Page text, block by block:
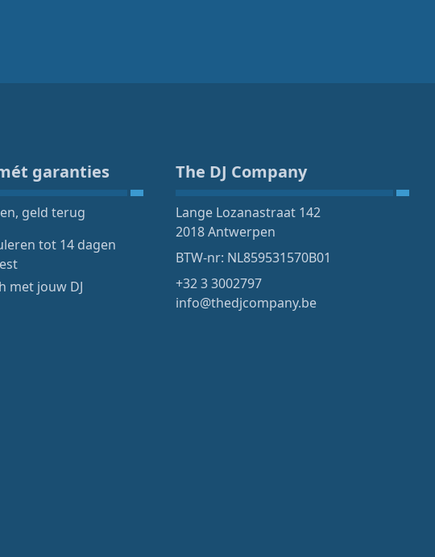
garanties
geld terug
tot 14 dagen
met jouw DJ
The DJ Company
Lange Lozanastraat 142
2018 Antwerpen
BTW-nr: NL859531570B01
+32 3 3002797
info@thedjcompany.be